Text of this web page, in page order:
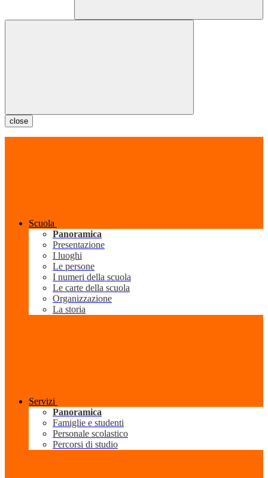
close
Scuola
Panoramica
Presentazione
I luoghi
Le persone
I numeri della scuola
Le carte della scuola
Organizzazione
La storia
Servizi
Panoramica
Famiglie e studenti
Personale scolastico
Percorsi di studio